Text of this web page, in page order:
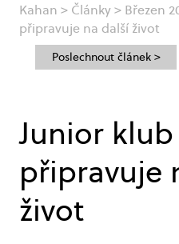
Kahan > Články> Březen
připravuje na další život
Junior klub
připravuje
život
Poslechnout článek >